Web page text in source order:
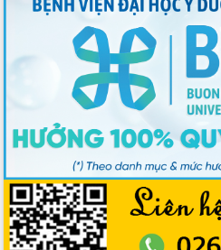
Tập trung đẩy nhanh giải ngân nguồn
vốn các chương trình mục tiêu quốc
Xã Ea H'leo giữ vững và nâng cao chất
lượng các tiêu chí nông thôn mới
Công bố quyết định của Ban Thường
vụ Tỉnh ủy về công tác cán bộ
Nâng cao trách nhiệm người đứng
đầu, phát huy tinh thần chủ động,
sáng tạo để đảm bảo tiến độ giải ngân
vốn đầu tư công năm 2025
Sở Công Thương đột phá số hóa 100%
thủ tục trực tuyến lấy sự hài lòng của